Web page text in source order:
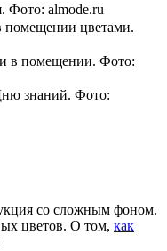
Фото: almode.ru
помещении цветами.
в помещении. Фото:
знаний. Фото:
со сложным фоном.
цветов. О том, как